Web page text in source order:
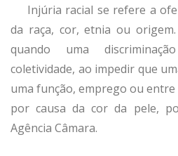
Injúria racial se refere a
da raça, cor, etnia ou
quando uma
coletividade, ao impedir que
uma função, emprego ou
por causa da cor da pele,
Agência Câmara.